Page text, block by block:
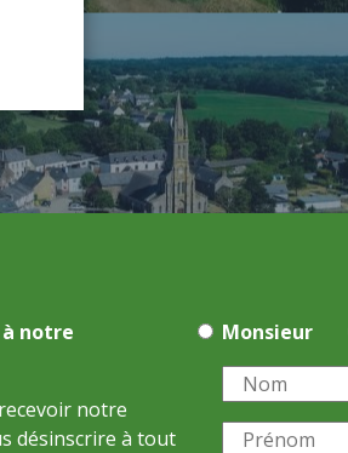
notre
désinscrire à tout
chaque newsletter